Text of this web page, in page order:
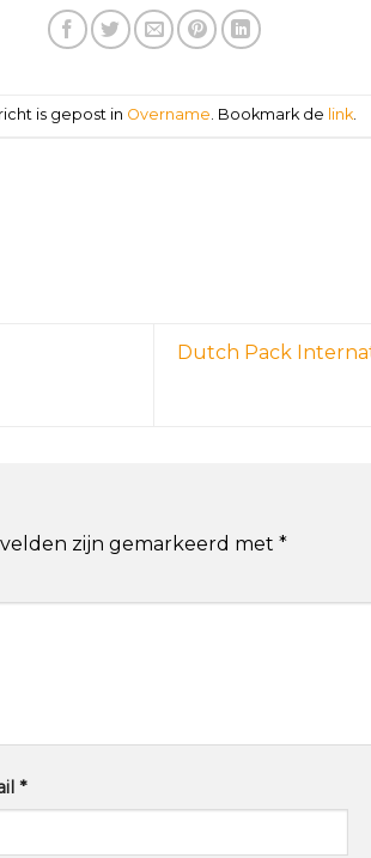
is gepost in Overname . Bookmark de link.
Dutch Pack
zijn gemarkeerd met *
*